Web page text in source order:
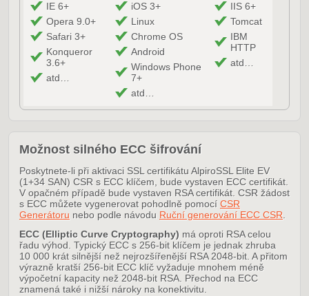
IE 6+
Opera 9.0+
Safari 3+
Konqueror
3.6+
atd…
iOS 3+
Linux
Chrome OS
Android
Windows Phone
7+
atd…
IIS 6+
Tomcat
IBM
HTTP
atd…
Možnost silného ECC šifrování
Poskytnete-li při aktivaci SSL certifikátu AlpiroSSL Elite EV
(1+34 SAN) CSR s ECC klíčem, bude vystaven ECC certifikát.
V opačném případě bude vystaven RSA certifikát. CSR žádost
s ECC můžete vygenerovat pohodlně pomocí CSR
Generátoru nebo podle návodu Ruční generování ECC CSR
ECC (Elliptic Curve Cryptography) má oproti RSA celou
řadu výhod. Typický ECC s 256-bit klíčem je jednak zhruba
10 000 krát silnější než nejrozšířenější RSA 2048-bit. A přitom
výrazně kratší 256-bit ECC klíč vyžaduje mnohem méně
výpočetní kapacity než 2048-bit RSA. Přechod na ECC
znamená také i nižší nároky na konektivitu.